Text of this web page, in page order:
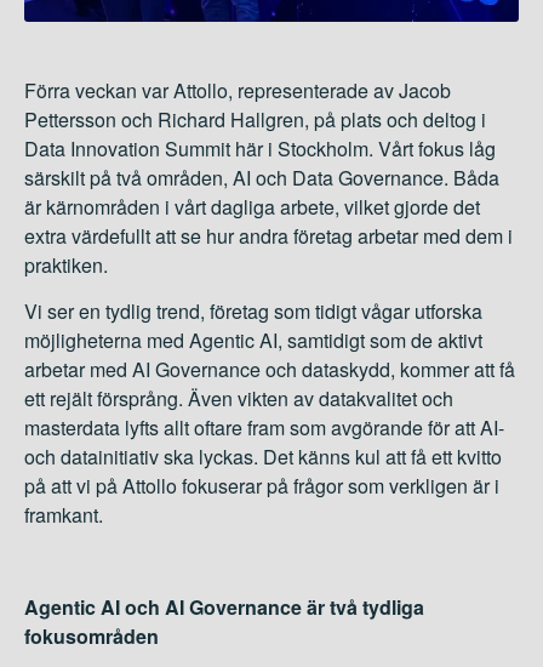
Förra veckan var Attollo, representerade av Jacob
Pettersson och Richard Hallgren, på plats och deltog i
Data Innovation Summit här i Stockholm. Vårt fokus låg
särskilt på två områden, AI och Data Governance. Båda
är kärnområden i vårt dagliga arbete, vilket gjorde det
extra värdefullt att se hur andra företag arbetar med dem i
praktiken.
Vi ser en tydlig trend, företag som tidigt vågar utforska
möjligheterna med Agentic AI, samtidigt som de aktivt
arbetar med AI Governance och dataskydd, kommer att få
ett rejält försprång. Även vikten av datakvalitet och
masterdata lyfts allt oftare fram som avgörande för att AI-
och datainitiativ ska lyckas. Det känns kul att få ett kvitto
på att vi på Attollo fokuserar på frågor som verkligen är i
framkant.
Agentic AI och AI Governance är två tydliga
fokusområden